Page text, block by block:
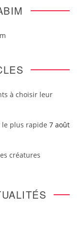
à choisir leur
le plus rapide 7 août
créatures